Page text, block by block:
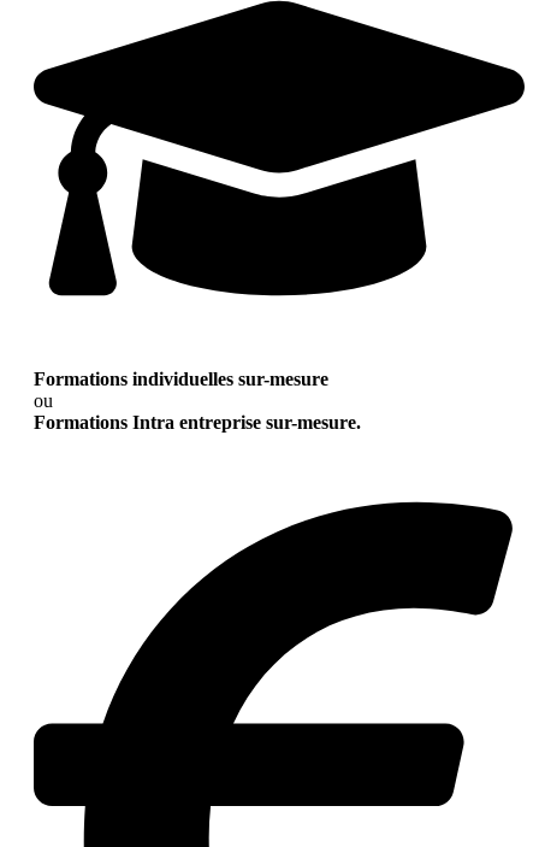
Formations individuelles sur-mesure
ou
Formations Intra entreprise sur-mesure.